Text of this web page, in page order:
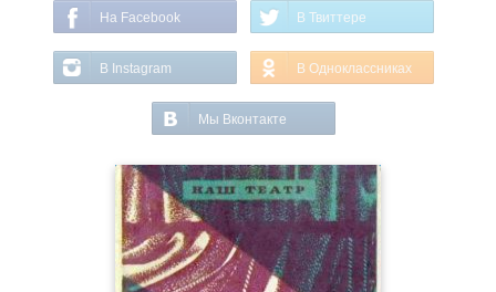
На Facebook В Твиттере
В Instagram В Одноклассниках
Мы Вконтакте